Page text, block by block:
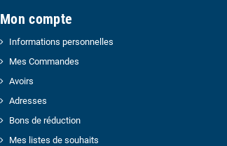
Mon compte
Informations personnelles
Mes Commandes
Avoirs
Adresses
Bons de réduction
Mes listes de souhaits